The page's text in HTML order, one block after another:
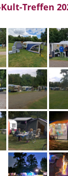
Kult-Treffen